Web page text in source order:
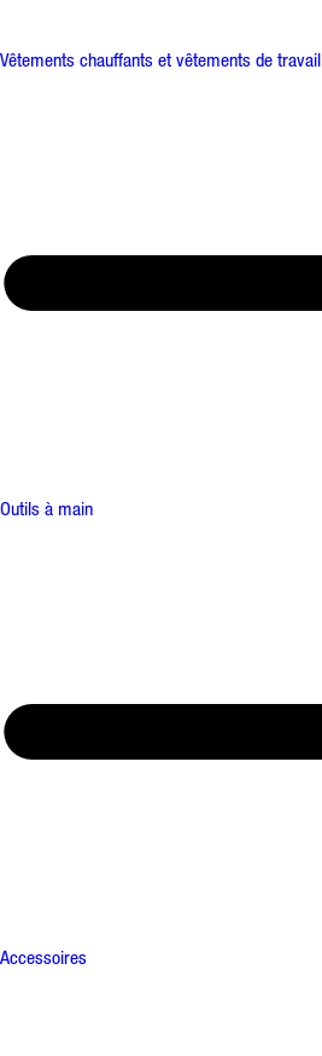
Vêtements chauffants et vêtements de travail
Outils à main
Accessoires